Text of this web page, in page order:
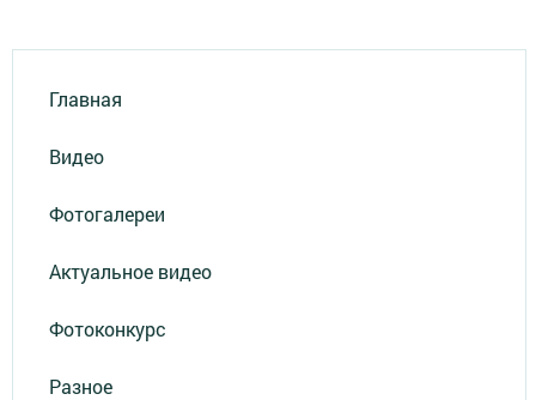
Главная
Видео
Фотогалереи
Актуальное видео
Фотоконкурс
Разное